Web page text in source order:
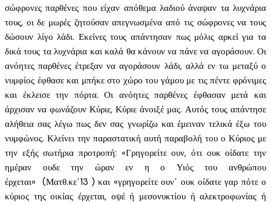
σώφρονες παρθένες που είχαν απόθεμα λαδιού άναψαν τα λυχνάρια
τους, οι δε μωρές ζητούσαν απεγνωσμένα από τις σώφρονες να τους
δώσουν λίγο λάδι. Εκείνες τους απάντησαν πως μόλις αρκεί για τα
δικά τους τα λυχνάρια και καλά θα κάνουν να πάνε να αγοράσουν. Οι
ανόητες παρθένες έτρεξαν να αγοράσουν λάδι, αλλά εν τω μεταξύ ο
νυμφίος έφθασε και μπήκε στο χώρο του γάμου με τις πέντε φρόνιμες
και έκλεισε την πόρτα. Οι ανόητες παρθένες έφθασαν μετά και
άρχισαν να φωνάζουν Κύριε, Κύριε άνοιξέ μας. Αυτός τους απάντησε
αλήθεια σας λέγω πως δεν σας γνωρίζω και έμειναν τελικά έξω του
νυμφώνος. Κλείνει την παραστατική αυτή παραβολή του ο Κύριος με
την εξής σωτήρια προτροπή: «Γρηγορείτε ουν, ότι ουκ οίδατε την
ημέραν ουδε την ώραν εν η ο Υιός του ανθρώπου
έρχεται» (Ματθ.κε΄13 ) και «γρηγορείτε ουν΄ ουκ οίδατε γαρ πότε ο
κύριος της οικίας έρχεται, οψέ ή μεσονυκτίου ή αλεκτροφωνίας ή